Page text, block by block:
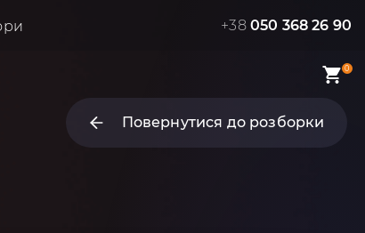
+38 050 368 26 90
0
Повернутися до розборки